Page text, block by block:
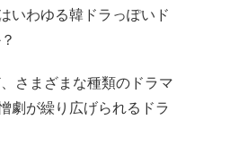
いわゆる韓ドラっぽいド
さまざまな種類のドラマ
劇が繰り広げられるドラ